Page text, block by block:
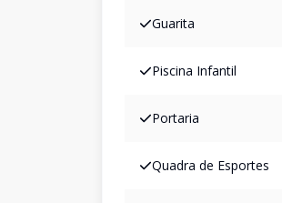
Guarita
Piscina Infantil
Portaria
Quadra de Esportes